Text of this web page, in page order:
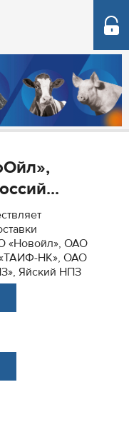
«Новойл», ОАО
«ТАИФ-НК», ОАО
Яйский НПЗ